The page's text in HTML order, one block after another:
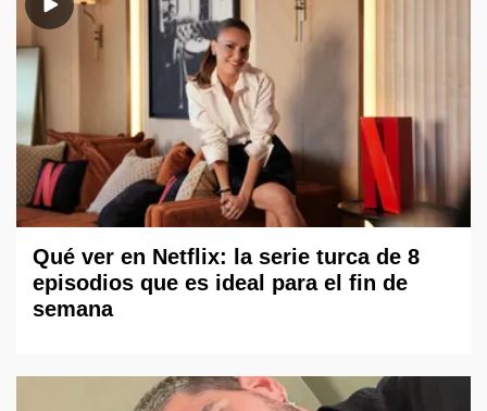
Qué ver en Netflix: la serie turca de 8
episodios que es ideal para el fin de
semana